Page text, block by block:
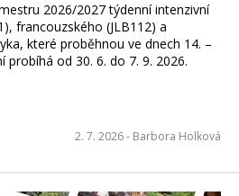
2026/2027 týdenní intenzivní
francouzského (JLB112) a
které proběhnou ve dnech 14. –
probíhá od 30. 6. do 7. 9. 2026.
2. 7. 2026 - Barbora Holková